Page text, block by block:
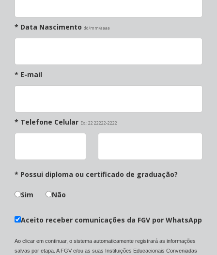
* Data Nascimento dd/mm/aaaa
* E-mail
* Telefone Celular Ex.: 22 22222-2222
* Possui diploma ou certificado de graduação?
Sim Não
Aceito receber comunicações da FGV por WhatsApp
Ao clicar em continuar, o sistema automaticamente registrará as informações
salvas por etapa. A FGV e/ou as suas Instituições Educacionais Conveniadas